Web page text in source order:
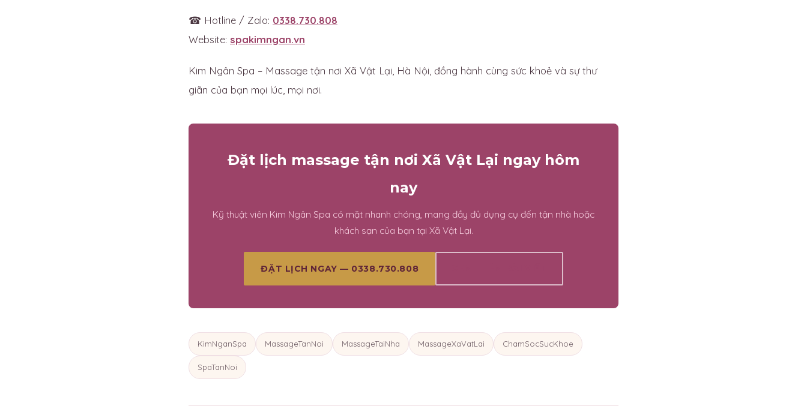
☎ Hotline / Zalo: 0338.730.808
Website: spakimngan.vn
Kim Ngân Spa – Massage tận nơi Xã Vật Lại, Hà Nội, đồng hành cùng sức khoẻ và sự thư
giãn của bạn mọi lúc, mọi nơi.
Đặt lịch massage tận nơi Xã Vật Lại ngay hôm
nay
Kỹ thuật viên Kim Ngân Spa có mặt nhanh chóng, mang đầy đủ dụng cụ đến tận nhà hoặc
khách sạn của bạn tại Xã Vật Lại.
ĐẶT LỊCH NGAY — 0338.730.808
KimNganSpa MassageTanNoi MassageTaiNha MassageXaVatLai ChamSocSucKhoe
SpaTanNoi